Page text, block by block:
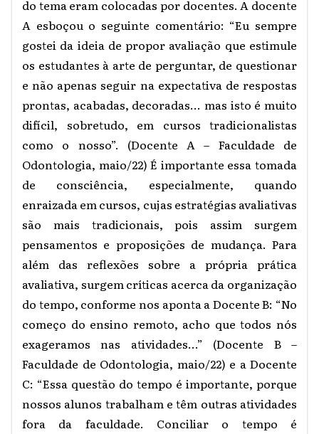
do tema eram colocadas por docentes. A docente
A esboçou o seguinte comentário: “Eu sempre
gostei da ideia de propor avaliação que estimule
os estudantes à arte de perguntar, de questionar
e não apenas seguir na expectativa de respostas
prontas, acabadas, decoradas... mas isto é muito
difícil, sobretudo, em cursos tradicionalistas
como o nosso”. (Docente A – Faculdade de
Odontologia, maio/22) É importante essa tomada
de consciência, especialmente, quando
enraizada em cursos, cujas estratégias avaliativas
são mais tradicionais, pois assim surgem
pensamentos e proposições de mudança. Para
além das reflexões sobre a própria prática
avaliativa, surgem críticas acerca da organização
do tempo, conforme nos aponta a Docente B: “No
começo do ensino remoto, acho que todos nós
exageramos nas atividades...” (Docente B –
Faculdade de Odontologia, maio/22) e a Docente
C: “Essa questão do tempo é importante, porque
nossos alunos trabalham e têm outras atividades
fora da faculdade. Conciliar o tempo é